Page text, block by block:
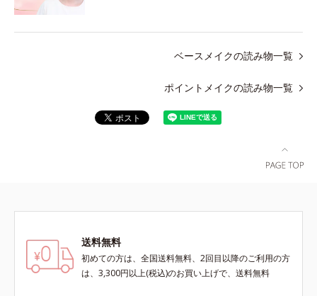
ベースメイクの読み物一覧
ポイントメイクの読み物一覧
送料無料
初めての方は、全国送料無料、2回目以降のご利用の方
は、3,300円以上(税込)のお買い上げで、送料無料